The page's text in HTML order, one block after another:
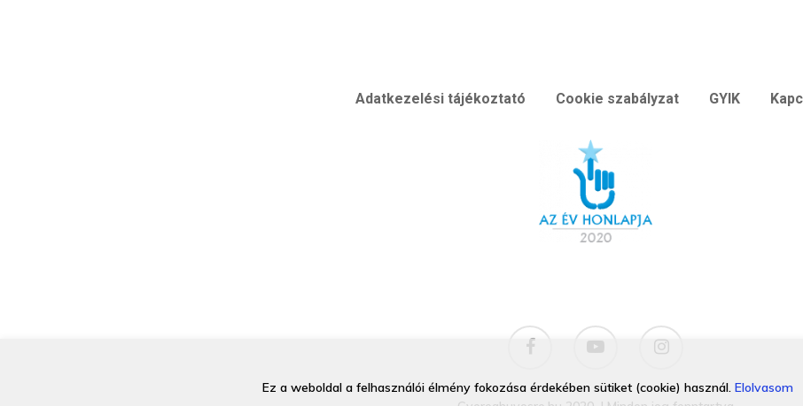
Adatkezelési tájékoztató Cookie szabályzat GYIK
Ez a weboldal a felhasználói élmény fokozása érdekében sütiket (cookie) használ. Elolvasom